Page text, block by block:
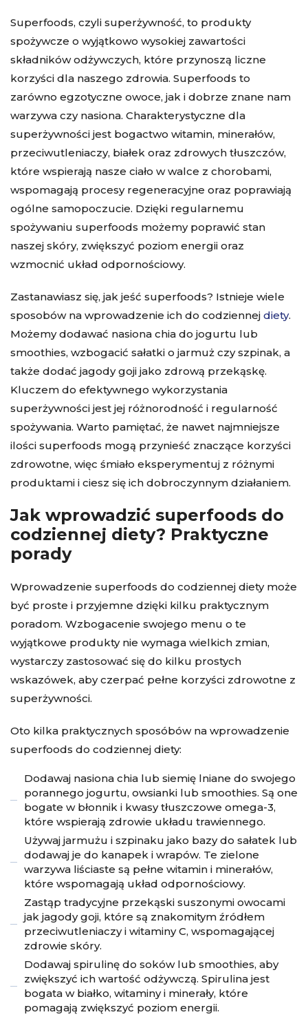
Superfoods, czyli superżywność, to produkty
spożywcze o wyjątkowo wysokiej zawartości
składników odżywczych, które przynoszą liczne
korzyści dla naszego zdrowia. Superfoods to
zarówno egzotyczne owoce, jak i dobrze znane nam
warzywa czy nasiona. Charakterystyczne dla
superżywności jest bogactwo witamin, minerałów,
przeciwutleniaczy, białek oraz zdrowych tłuszczów,
które wspierają nasze ciało w walce z chorobami,
wspomagają procesy regeneracyjne oraz poprawiają
ogólne samopoczucie. Dzięki regularnemu
spożywaniu superfoods możemy poprawić stan
naszej skóry, zwiększyć poziom energii oraz
wzmocnić układ odpornościowy.
Zastanawiasz się, jak jeść superfoods? Istnieje wiele
sposobów na wprowadzenie ich do codziennej diety.
Możemy dodawać nasiona chia do jogurtu lub
smoothies, wzbogacić sałatki o jarmuż czy szpinak, a
także dodać jagody goji jako zdrową przekąskę.
Kluczem do efektywnego wykorzystania
superżywności jest jej różnorodność i regularność
spożywania. Warto pamiętać, że nawet najmniejsze
ilości superfoods mogą przynieść znaczące korzyści
zdrowotne, więc śmiało eksperymentuj z różnymi
produktami i ciesz się ich dobroczynnym działaniem.
Jak wprowadzić superfoods do
codziennej diety? Praktyczne
porady
Wprowadzenie superfoods do codziennej diety może
być proste i przyjemne dzięki kilku praktycznym
poradom. Wzbogacenie swojego menu o te
wyjątkowe produkty nie wymaga wielkich zmian,
wystarczy zastosować się do kilku prostych
wskazówek, aby czerpać pełne korzyści zdrowotne z
superżywności.
Oto kilka praktycznych sposóbów na wprowadzenie
superfoods do codziennej diety:
Dodawaj nasiona chia lub siemię lniane do swojego
porannego jogurtu, owsianki lub smoothies. Są one
bogate w błonnik i kwasy tłuszczowe omega-3,
które wspierają zdrowie układu trawiennego.
Używaj jarmużu i szpinaku jako bazy do sałatek lub
dodawaj je do kanapek i wrapów. Te zielone
warzywa liściaste są pełne witamin i minerałów,
które wspomagają układ odpornościowy.
Zastąp tradycyjne przekąski suszonymi owocami
jak jagody goji, które są znakomitym źródłem
przeciwutleniaczy i witaminy C, wspomagającej
zdrowie skóry.
Dodawaj spirulinę do soków lub smoothies, aby
zwiększyć ich wartość odżywczą. Spirulina jest
bogata w białko, witaminy i minerały, które
pomagają zwiększyć poziom energii.